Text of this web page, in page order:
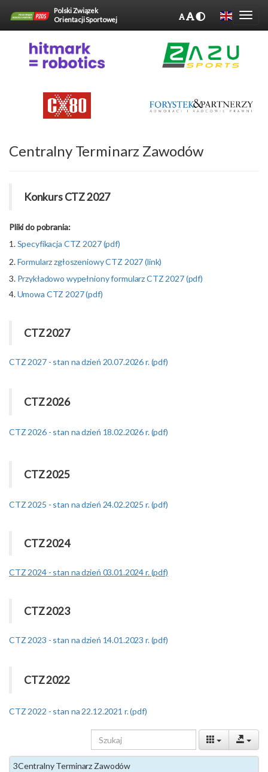
Polski Związek
Orientacji Sportowej
Centralny Terminarz Zawodów
Konkurs CTZ 2027
Pliki do pobrania:
1.Specyfikacja CTZ 2027 (pdf)
2.Formularz zgłoszeniowy CTZ 2027 (link)
3. Przykładowo wypełniony formularz CTZ 2027 (pdf)
4.Umowa CTZ 2027 (pdf)
CTZ 2027
CTZ 2027 - stan na dzień 20.07.2026 r. (pdf)
CTZ 2026
CTZ 2026 - stan na dzień 18.02.2026 r. (pdf)
CTZ 2025
CTZ 2025 - stan na dzień 24.02.2025 r. (pdf)
CTZ 2024
CTZ 2024 - stan na dzień 03.01.2024 r. (pdf)
CTZ 2023
CTZ 2023 - stan na dzień 14.01.2023 r. (pdf)
CTZ 2022
CTZ 2022 - stan na 22.12.2021 r. (pdf)
3Centralny Terminarz Zawodów